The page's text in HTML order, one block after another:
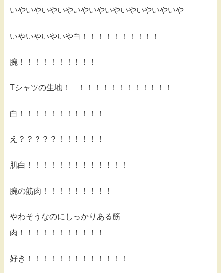
いやいやいやいやいやいやいやいやいやいやいや
いやいやいやいや白！！！！！！！！！！
腕！！！！！！！！！！
Tシャツの生地！！！！！！！！！！！！！！
白！！！！！！！！！！！
え？？？？？！！！！！！
肌白！！！！！！！！！！！！！
腕の筋肉！！！！！！！！！
やわそうなのにしっかりある筋
肉！！！！！！！！！！！
好き！！！！！！！！！！！！！